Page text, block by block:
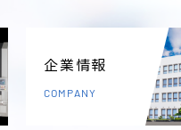
企業情報
COMPANY